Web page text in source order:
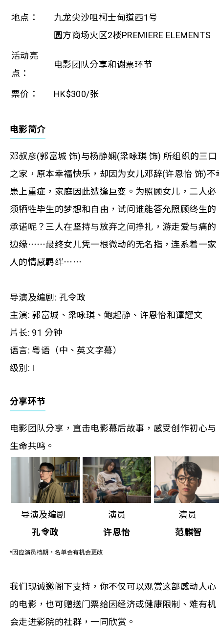
地点：
九龙尖沙咀柯士甸道西1号
圆方商场火区2楼PREMIERE ELEMENTS
活动亮
点：
电影团队分享和谢票环节
票价： HK$300/张
电影简介
邓叔彦(郭富城 饰)与杨静娴(梁咏琪 饰) 所组织的三口
之家，原本幸福快乐，却因为女儿邓辞(许恩怡 饰)不
患上重症，家庭因此遭逢巨变。为照顾女儿，二人必
须牺牲毕生的梦想和自由，试问谁能答允照顾终生的
承诺呢？三人在坚持与放弃之间挣扎，游走爱与痛的
边缘⋯⋯最终女儿凭一根微动的无名指，连系着一家
人的情感羁绊⋯⋯
导演及编剧: 孔令政
主演: 郭富城、梁咏琪、鲍起静、许恩怡和谭耀文
片长: 91 分钟
语言: 粤语（中、英文字幕）
级別: I
分享环节
电影团队分享，直击电影幕后故事，感受创作初心与
生命共鸣。
导演及编剧
孔令政
演员
许恩怡
演员
范麒智
*因应演员档期，名单会有机会更改
我们现诚邀阁下支持，你不仅可以观赏这部感动人心
的电影，也可赠送门票给因经济或健康限制、难有机
会走进影院的社群，一同欣赏。